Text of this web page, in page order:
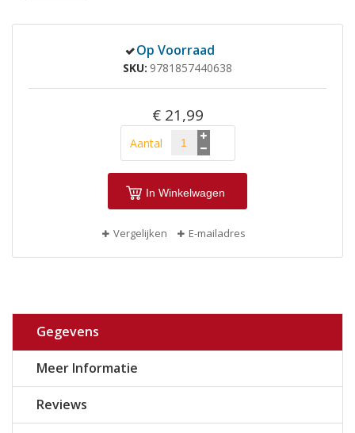
Op Voorraad
SKU 9781857440638
€ 21,99
Aantal
In Winkelwagen
Vergelijken E-mailadres
Gegevens
Meer Informatie
Reviews